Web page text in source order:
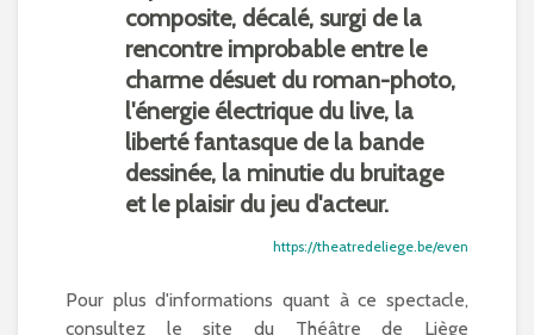
composite, décalé, surgi de la
rencontre improbable entre le
charme désuet du roman-photo,
l'énergie électrique du live, la
liberté fantasque de la bande
dessinée, la minutie du bruitage
et le plaisir du jeu d'acteur.
https://theatredeliege.be/even
Pour plus d'informations quant à ce spectacle,
consultez le site du Théâtre de Liège